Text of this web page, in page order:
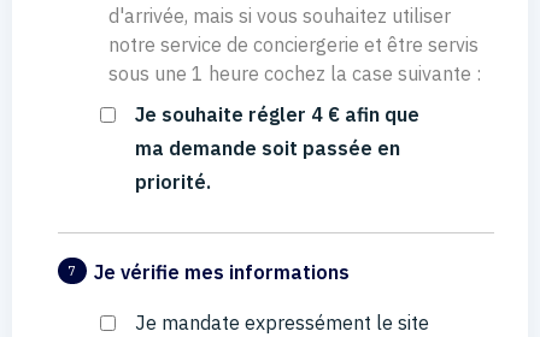
d'arrivée, mais si vous souhaitez utiliser
notre service de conciergerie et être servis
sous une 1 heure cochez la case suivante :
Je souhaite régler 4 € afin que
ma demande soit passée en
priorité.
7 Je vérifie mes informations
Je mandate expressément le site